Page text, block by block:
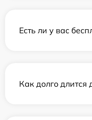
Есть ли у вас
Как долго длится